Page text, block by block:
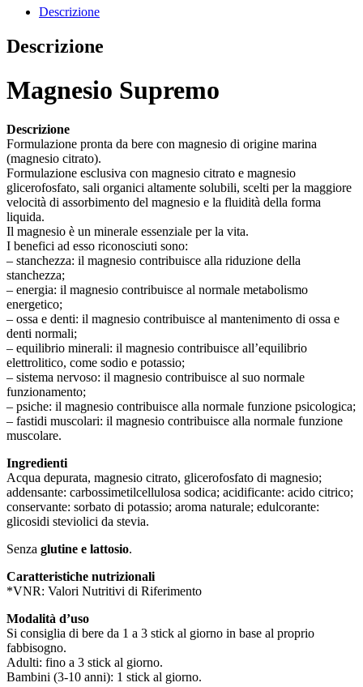
Descrizione
Descrizione
Magnesio Supremo
Descrizione
Formulazione pronta da bere con magnesio di origine marina
(magnesio citrato).
Formulazione esclusiva con magnesio citrato e magnesio
glicerofosfato, sali organici altamente solubili, scelti per la maggiore
velocità di assorbimento del magnesio e la fluidità della forma
liquida.
Il magnesio è un minerale essenziale per la vita.
I benefici ad esso riconosciuti sono:
– stanchezza: il magnesio contribuisce alla riduzione della
stanchezza;
– energia: il magnesio contribuisce al normale metabolismo
energetico;
– ossa e denti: il magnesio contribuisce al mantenimento di ossa e
denti normali;
– equilibrio minerali: il magnesio contribuisce all’equilibrio
elettrolitico, come sodio e potassio;
– sistema nervoso: il magnesio contribuisce al suo normale
funzionamento;
– psiche: il magnesio contribuisce alla normale funzione psicologica;
– fastidi muscolari: il magnesio contribuisce alla normale funzione
muscolare.
Ingredienti
Acqua depurata, magnesio citrato, glicerofosfato di magnesio;
addensante: carbossimetilcellulosa sodica; acidificante: acido citrico;
conservante: sorbato di potassio; aroma naturale; edulcorante:
glicosidi steviolici da stevia.
Senza glutine e lattosio.
Caratteristiche nutrizionali
*VNR: Valori Nutritivi di Riferimento
Modalità d’uso
Si consiglia di bere da 1 a 3 stick al giorno in base al proprio
fabbisogno.
Adulti: fino a 3 stick al giorno.
Bambini (3-10 anni): 1 stick al giorno.